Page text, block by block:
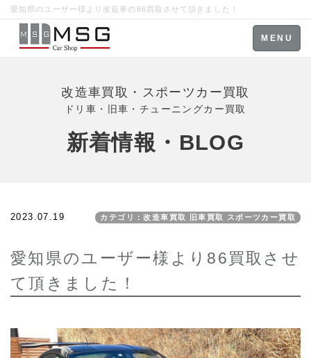
愛知県のユーザー様より改造車の86買取させて頂きました！
Toggle
navigation
MENU
改造車買取・スポーツカー買取
ドリ車・旧車・チューニングカー買取
新着情報・BLOG
2023.07.19 カテゴリ：改造車買取 旧車買取 スポーツカー買取
愛知県のユーザー様より86買取させ
て頂きました！